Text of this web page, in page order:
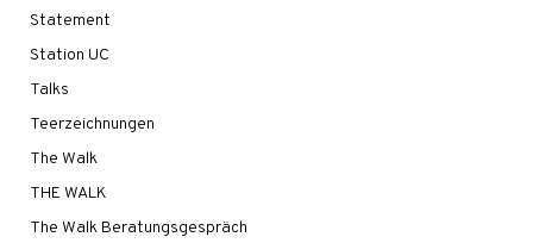
Statement
Station UC
Talks
Teerzeichnungen
The Walk
THE WALK
The Walk Beratungsgespräch